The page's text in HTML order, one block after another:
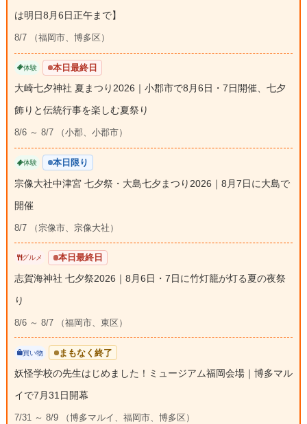
は明日8月6日正午まで】
8/7 （福岡市、博多区）
体験 本日最終日
大崎七夕神社 夏まつり2026｜小郡市で8月6日・7日開催、七夕
飾りと伝統行事を楽しむ夏祭り
8/6 ～ 8/7 （小郡、小郡市）
体験 本日限り
宗像大社中津宮 七夕祭・大島七夕まつり2026｜8月7日に大島で
開催
8/7 （宗像市、宗像大社）
グルメ 本日最終日
志賀海神社 七夕祭2026｜8月6日・7日に竹灯籠が灯る夏の夜祭
り
8/6 ～ 8/7 （福岡市、東区）
買い物 まもなく終了
妖怪学校の先生はじめました！ミュージアム福岡会場｜博多マル
イで7月31日開幕
7/31 ～ 8/9 （博多マルイ、福岡市、博多区）